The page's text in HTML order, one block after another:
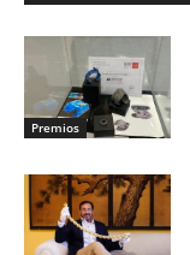
Premios